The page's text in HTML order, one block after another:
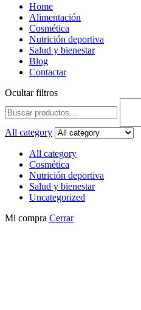
Home
Alimentación
Cosmética
Nutrición deportiva
Salud y bienestar
Blog
Contactar
Ocultar filtros
All category
All category
Cosmética
Nutrición deportiva
Salud y bienestar
Uncategorized
Mi compra Cerrar